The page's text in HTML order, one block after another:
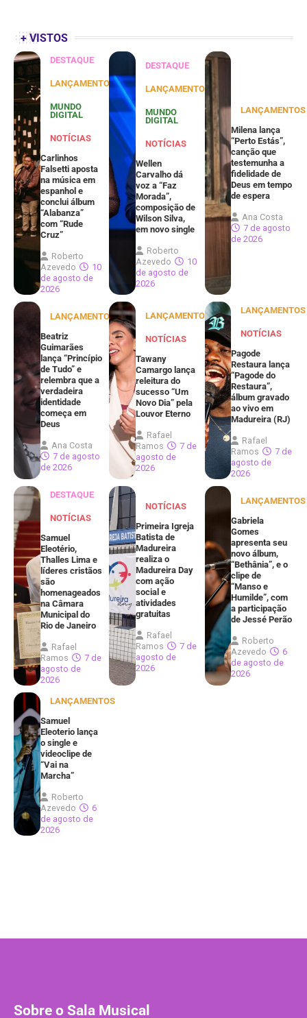
+ VISTOS
DESTAQUE
LANÇAMENTOS
MUNDO
DIGITAL
NOTÍCIAS
Carlinhos
Falsetti aposta
na música em
espanhol e
conclui álbum
“Alabanza”
com “Rude
Cruz”
Roberto
Azevedo
10
de agosto de
2026
DESTAQUE
LANÇAMENTOS
MUNDO
DIGITAL
NOTÍCIAS
Wellen
Carvalho dá
voz a “Faz
Morada”,
composição de
Wilson Silva,
em novo single
Roberto
Azevedo
10
de agosto de
2026
LANÇAMENTOS
Milena lança
“Perto Estás”,
canção que
testemunha a
fidelidade de
Deus em tempo
de espera
Ana Costa
7 de agosto
de 2026
LANÇAMENTOS
Beatriz
Guimarães
lança “Princípio
de Tudo” e
relembra que a
verdadeira
identidade
começa em
Deus
Ana Costa
7 de agosto
de 2026
LANÇAMENTOS
NOTÍCIAS
Tawany
Camargo lança
releitura do
sucesso “Um
Novo Dia” pela
Louvor Eterno
Rafael
Ramos
7 de
agosto de
2026
LANÇAMENTOS
NOTÍCIAS
Pagode
Restaura lança
“Pagode do
Restaura”,
álbum gravado
ao vivo em
Madureira (RJ)
Rafael
Ramos
7 de
agosto de
2026
DESTAQUE
NOTÍCIAS
Samuel
Eleotério,
Thalles Lima e
líderes cristãos
são
homenageados
na Câmara
Municipal do
Rio de Janeiro
Rafael
Ramos
7 de
agosto de
2026
NOTÍCIAS
Primeira Igreja
Batista de
Madureira
realiza o
Madureira Day
com ação
social e
atividades
gratuitas
Rafael
Ramos
7 de
agosto de
2026
LANÇAMENTOS
Gabriela
Gomes
apresenta seu
novo álbum,
“Bethânia”, e o
clipe de
“Manso e
Humilde”, com
a participação
de Jessé Perão
Roberto
Azevedo
6
de agosto de
2026
LANÇAMENTOS
Samuel
Eleoterio lança
o single e
videoclipe de
“Vai na
Marcha”
Roberto
Azevedo
6
de agosto de
2026
Sobre o Sala Musical